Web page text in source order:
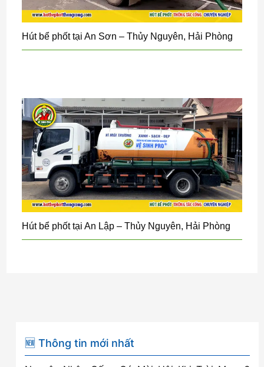
Hút bể phốt tại An Sơn – Thủy Nguyên, Hải Phòng
Hút bể phốt tại An Lập – Thủy Nguyên, Hải Phòng
🆕 Thông tin mới nhất